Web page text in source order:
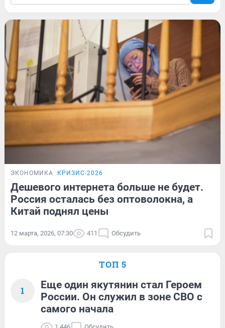
ЭКОНОМИКА КРИЗИС-2026
Дешевого интернета больше не будет.
Россия осталась без оптоволокна, а
Китай поднял цены
12 марта, 2026, 07:30 411 Обсудить
ТОП 5
1
Еще один якутянин стал Героем
России. Он служил в зоне СВО с
самого начала